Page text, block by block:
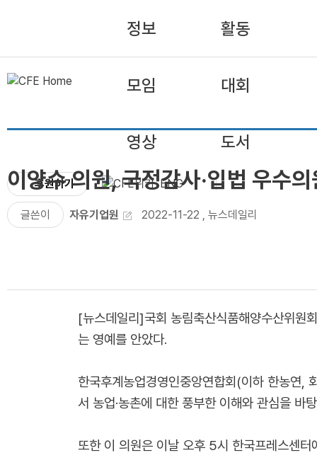
정보 활동
모임 대회
영상 도서
후원하기 ENG
이양수 의원, 국정감사·입법 우수
글쓴이 자유기업원 2022-11-22 , 뉴스데일리
[뉴스데일리]국회 농림축산식품해양수산위원
는 영예를 안았다.
한국후계농업경영인중앙연합회(이하 한농연,
서 농업·농촌에 대한 풍부한 이해와 관심을 바
또한 이 의원은 이날 오후 5시 한국프레스센터